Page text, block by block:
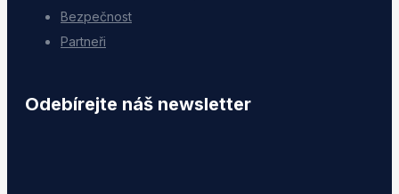
Bezpečnost
Partneři
Odebírejte náš newsletter